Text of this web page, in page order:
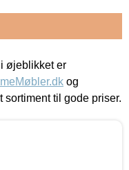
øjeblikket er
og
sortiment til gode priser.